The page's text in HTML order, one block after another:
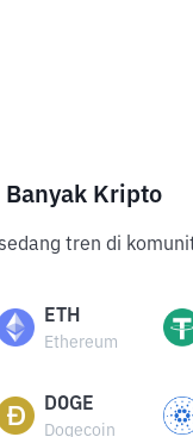
Banyak Kripto
tren di
ETH
Ethereum
DOGE
Dogecoin